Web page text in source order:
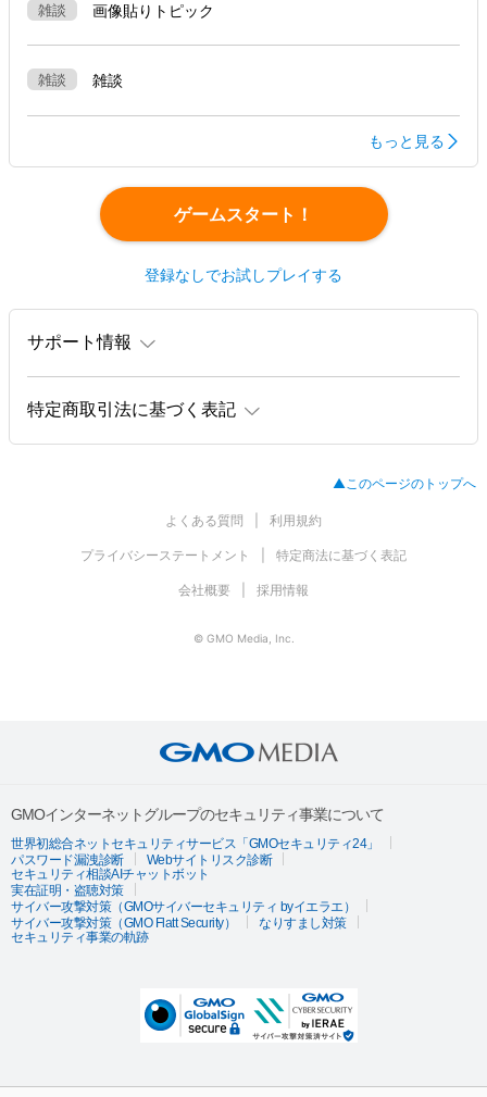
雑談 画像貼りトピック
雑談 雑談
もっと見る
ゲームスタート！
登録なしでお試しプレイする
サポート情報
特定商取引法に基づく表記
▲このページのトップへ
よくある質問 利用規約
プライバシーステートメント 特定商法に基づく表記
会社概要 採用情報
© GMO Media, Inc.
GMOインターネットグループのセキュリティ事業について
世界初総合ネットセキュリティサービス「GMOセキュリティ24」
パスワード漏洩診断
Webサイトリスク診断
セキュリティ相談AIチャットボット
実在証明・盗聴対策
サイバー攻撃対策（GMOサイバーセキュリティ byイエラエ）
サイバー攻撃対策（GMO Flatt Security）
なりすまし対策
セキュリティ事業の軌跡